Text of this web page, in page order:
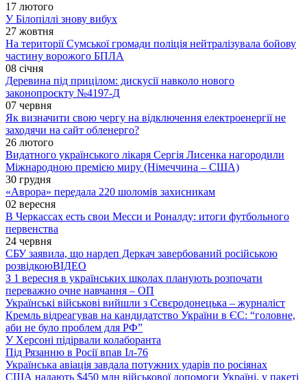
17 лютого
У Білопіллі знову вибух
27 жовтня
На території Сумської громади поліція нейтралізувала бойову
частину ворожого БПЛА
08 січня
Деревина під прицілом: дискусії навколо нового
законопроєкту №4197-Д
07 червня
Як визначити свою чергу на відключення електроенергії не
заходячи на сайт обленерго?
26 лютого
Видатного українського лікаря Сергія Лисенка нагородили
Міжнародною премією миру (Німеччина – США)
30 грудня
«Аврора» передала 220 шоломів захисникам
02 вересня
В Черкассах есть свои Месси и Роналду: итоги футбольного
первенства
24 червня
СБУ заявила, що нардеп Деркач завербований російською
розвідкоюВІДЕО
З 1 вересня в українських школах планують розпочати
переважно очне навчання – ОП
Українські військові вийшли з Сєвєродонецька – журналіст
Кремль відреагував на кандидатство України в ЄС: “головне,
аби не було проблем для РФ”
У Херсоні підірвали колаборанта
Під Рязанню в Росії впав Іл-76
Українська авіація завдала потужних ударів по росіянах
США надають $450 млн військової допомоги Україні, у пакеті